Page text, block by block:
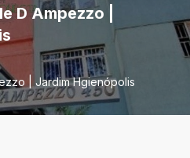
D Ampezzo |
| Jardim Hgienópolis